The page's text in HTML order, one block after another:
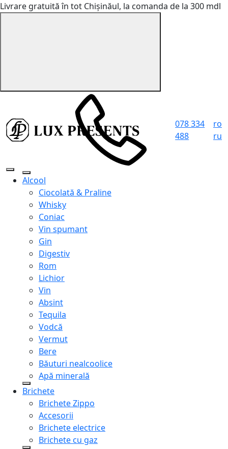
Livrare gratuită în tot Chișinăul, la comanda de la 300 mdl
078 334
488
ro
ru
Alcool
Ciocolată & Praline
Whisky
Coniac
Vin spumant
Gin
Digestiv
Rom
Lichior
Vin
Absint
Tequila
Vodcă
Vermut
Bere
Băuturi nealcoolice
Apă minerală
Brichete
Brichete Zippo
Accesorii
Brichete electrice
Brichete cu gaz